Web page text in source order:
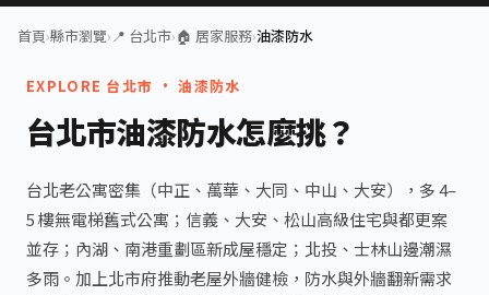
首頁›縣市瀏覽›📍 台北市›🏠 居家服務›油漆防水
EXPLORE 台北市 · 油漆防水
台北市油漆防水怎麼挑？
台北老公寓密集（中正、萬華、大同、中山、大安），多 4–
5 樓無電梯舊式公寓；信義、大安、松山高級住宅與都更案
並存；內湖、南港重劃區新成屋穩定；北投、士林山邊潮濕
多雨。加上北市府推動老屋外牆健檢，防水與外牆翻新需求